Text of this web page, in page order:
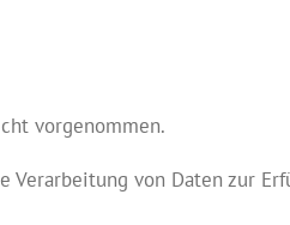
vorgenommen.
Verarbeitung von Daten zur